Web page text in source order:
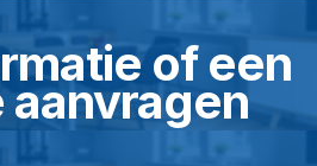
of een